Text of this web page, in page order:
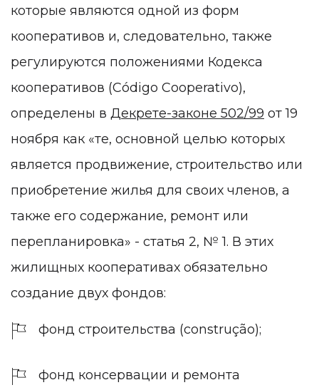
которые являются одной из форм
кооперативов и, следовательно, также
регулируются положениями Кодекса
кооперативов (Código Cooperativo),
определены в Декрете-законе 502/99 от 19
ноября как «те, основной целью которых
является продвижение, строительство или
приобретение жилья для своих членов, а
также его содержание, ремонт или
перепланировка» - статья 2, № 1. В этих
жилищных кооперативах обязательно
создание двух фондов:
фонд строительства (construção);
фонд консервации и ремонта